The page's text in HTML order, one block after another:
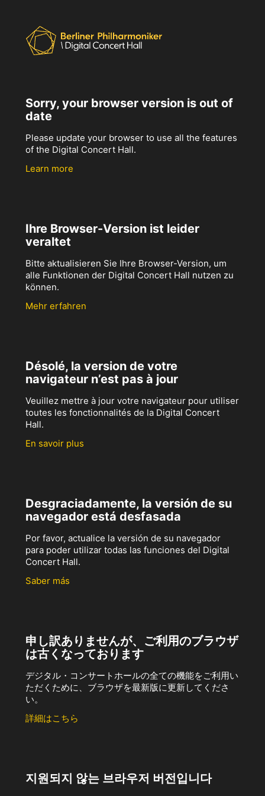
Sorry, your browser version is out of
date
Please update your browser to use all the features
of the Digital Concert Hall.
Learn more
Ihre Browser-Version ist leider
veraltet
Bitte aktualisieren Sie Ihre Browser-Version, um
alle Funktionen der Digital Concert Hall nutzen zu
können.
Mehr erfahren
Désolé, la version de votre
navigateur n’est pas à jour
Veuillez mettre à jour votre navigateur pour utiliser
toutes les fonctionnalités de la Digital Concert
Hall.
En savoir plus
Desgraciadamente, la versión de su
navegador está desfasada
Por favor, actualice la versión de su navegador
para poder utilizar todas las funciones del Digital
Concert Hall.
Saber más
申し訳ありませんが、ご利用のブラウザ
は古くなっております
デジタル・コンサートホールの全ての機能をご利用い
ただくために、ブラウザを最新版に更新してくださ
い。
詳細はこちら
지원되지 않는 브라우저 버전입니다